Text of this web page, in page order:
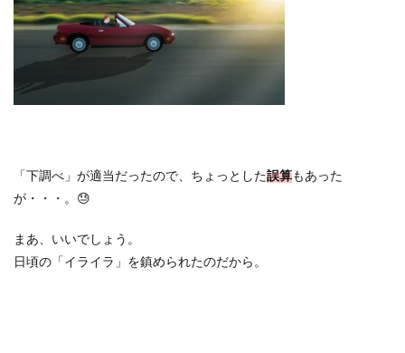
「下調べ」が適当だったので、ちょっとした誤算もあった
が・・・。 😓
まあ、いいでしょう。
日頃の「イライラ」を鎮められたのだから。